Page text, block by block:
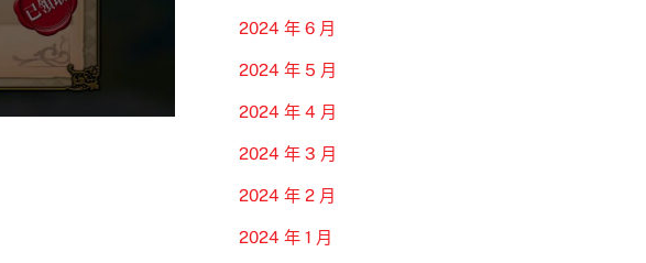
2024 年 6 月
2024 年 5 月
2024 年 4 月
2024 年 3 月
2024 年 2 月
2024 年 1 月